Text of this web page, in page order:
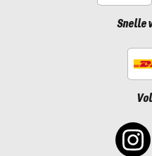
Snelle